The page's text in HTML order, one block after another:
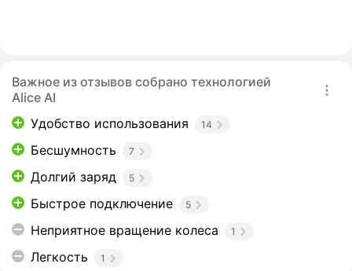
Важное из отзывов собрано технологией
Alice AI
Удобство использования
14
Бесшумность 7
Долгий заряд 5
Быстрое подключение 5
Неприятное вращение колеса 1
Легкость 1